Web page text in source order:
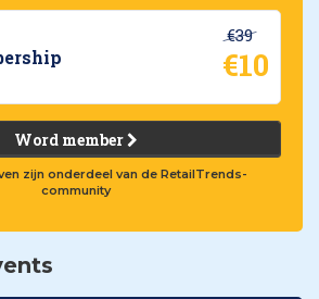
€39
€10
Word member
zijn onderdeel van de RetailTrends-
community